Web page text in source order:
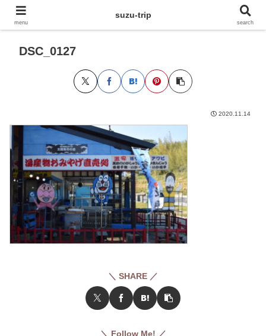
DSC_0127
2020.11.14
＼ SHARE ／
＼ Follow Me! ／
menu
suzu-trip
search